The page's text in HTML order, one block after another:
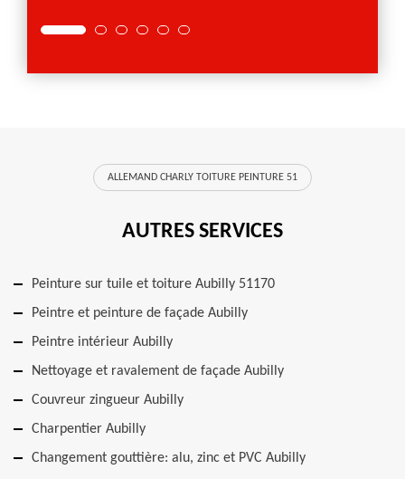
ALLEMAND CHARLY TOITURE PEINTURE 51
AUTRES SERVICES
Peinture sur tuile et toiture Aubilly 51170
Peintre et peinture de façade Aubilly
Peintre intérieur Aubilly
Nettoyage et ravalement de façade Aubilly
Couvreur zingueur Aubilly
Charpentier Aubilly
Changement gouttière: alu, zinc et PVC Aubilly